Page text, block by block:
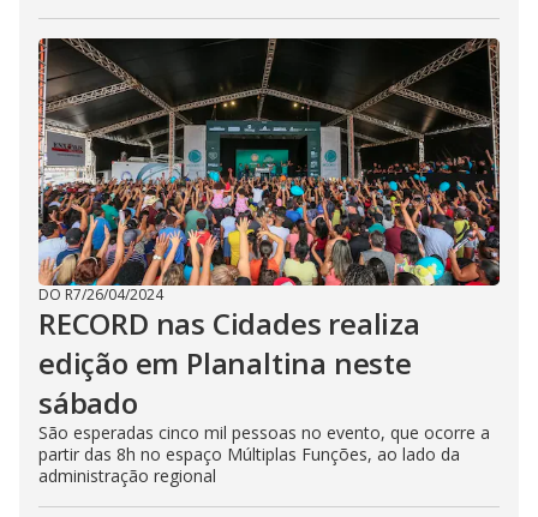
DO R7/26/04/2024
RECORD nas Cidades realiza
edição em Planaltina neste
sábado
São esperadas cinco mil pessoas no evento, que ocorre a
partir das 8h no espaço Múltiplas Funções, ao lado da
administração regional